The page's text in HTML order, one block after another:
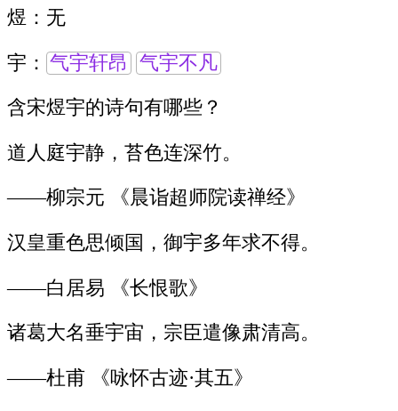
煜：无
宇： 气宇轩昂 气宇不凡
含宋煜宇的诗句有哪些？
道人庭宇静，苔色连深竹。
——柳宗元 《晨诣超师院读禅经》
汉皇重色思倾国，御宇多年求不得。
——白居易 《长恨歌》
诸葛大名垂宇宙，宗臣遣像肃清高。
——杜甫 《咏怀古迹·其五》